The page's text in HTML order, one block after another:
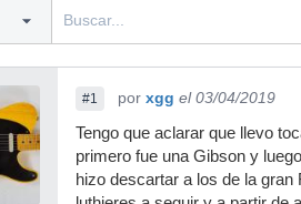
#1 por xgg el 03/04/2019
Tengo que aclarar que llevo
primero fue una Gibson y
hizo descartar a los de la